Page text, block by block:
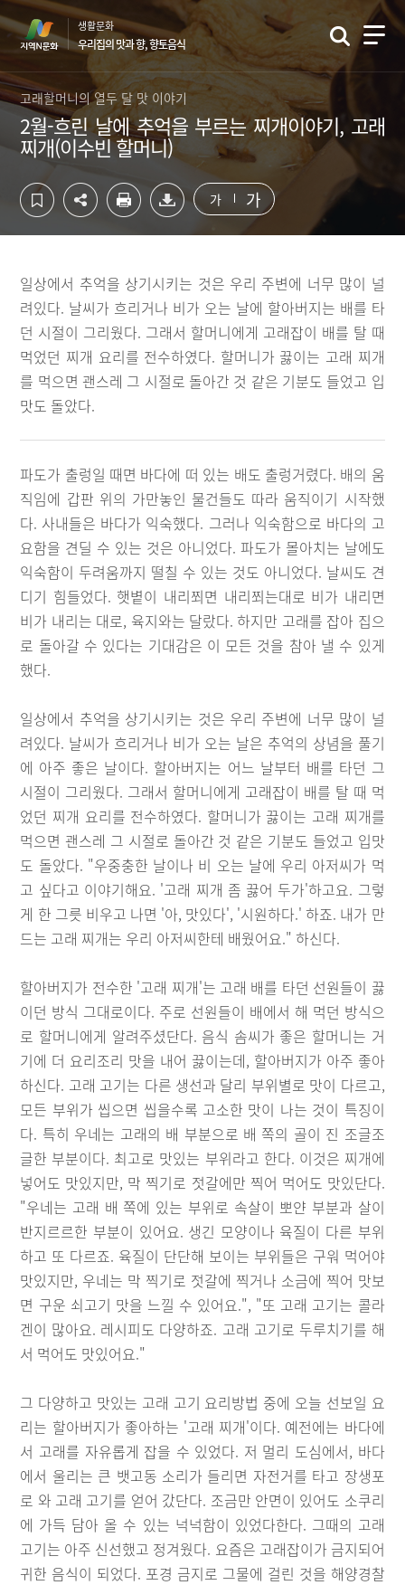
컨
텐
영
역
하
단
역
바
생활문화
우리집의 맛과 향, 향토음식
고래할머니의 열두 달 맛 이야기
2월-흐린 날에 추억을 부르는 찌개이야기, 고래
찌개(이수빈 할머니)
가 가
일상에서 추억을 상기시키는 것은 우리 주변에 너무 많이 널
려있다. 날씨가 흐리거나 비가 오는 날에 할아버지는 배를 타
던 시절이 그리웠다. 그래서 할머니에게 고래잡이 배를 탈 때
먹었던 찌개 요리를 전수하였다. 할머니가 끓이는 고래 찌개
를 먹으면 괜스레 그 시절로 돌아간 것 같은 기분도 들었고 입
맛도 돌았다.
파도가 출렁일 때면 바다에 떠 있는 배도 출렁거렸다. 배의 움
직임에 갑판 위의 가만놓인 물건들도 따라 움직이기 시작했
다. 사내들은 바다가 익숙했다. 그러나 익숙함으로 바다의 고
요함을 견딜 수 있는 것은 아니었다. 파도가 몰아치는 날에도
익숙함이 두려움까지 떨칠 수 있는 것도 아니었다. 날씨도 견
디기 힘들었다. 햇볕이 내리쬐면 내리쬐는대로 비가 내리면
비가 내리는 대로, 육지와는 달랐다. 하지만 고래를 잡아 집으
로 돌아갈 수 있다는 기대감은 이 모든 것을 참아 낼 수 있게
했다.
일상에서 추억을 상기시키는 것은 우리 주변에 너무 많이 널
려있다. 날씨가 흐리거나 비가 오는 날은 추억의 상념을 풀기
에 아주 좋은 날이다. 할아버지는 어느 날부터 배를 타던 그
시절이 그리웠다. 그래서 할머니에게 고래잡이 배를 탈 때 먹
었던 찌개 요리를 전수하였다. 할머니가 끓이는 고래 찌개를
먹으면 괜스레 그 시절로 돌아간 것 같은 기분도 들었고 입맛
도 돌았다. "우중충한 날이나 비 오는 날에 우리 아저씨가 먹
고 싶다고 이야기해요. '고래 찌개 좀 끓어 두가'하고요. 그렇
게 한 그릇 비우고 나면 '아, 맛있다', '시원하다.' 하죠. 내가 만
드는 고래 찌개는 우리 아저씨한테 배웠어요." 하신다.
할아버지가 전수한 '고래 찌개'는 고래 배를 타던 선원들이 끓
이던 방식 그대로이다. 주로 선원들이 배에서 해 먹던 방식으
로 할머니에게 알려주셨단다. 음식 솜씨가 좋은 할머니는 거
기에 더 요리조리 맛을 내어 끓이는데, 할아버지가 아주 좋아
하신다. 고래 고기는 다른 생선과 달리 부위별로 맛이 다르고,
모든 부위가 씹으면 씹을수록 고소한 맛이 나는 것이 특징이
다. 특히 우네는 고래의 배 부분으로 배 쪽의 골이 진 조글조
글한 부분이다. 최고로 맛있는 부위라고 한다. 이것은 찌개에
넣어도 맛있지만, 막 찍기로 젓갈에만 찍어 먹어도 맛있단다.
"우네는 고래 배 쪽에 있는 부위로 속살이 뽀얀 부분과 살이
반지르르한 부분이 있어요. 생긴 모양이나 육질이 다른 부위
하고 또 다르죠. 육질이 단단해 보이는 부위들은 구워 먹어야
맛있지만, 우네는 막 찍기로 젓갈에 찍거나 소금에 찍어 맛보
면 구운 쇠고기 맛을 느낄 수 있어요.", "또 고래 고기는 콜라
겐이 많아요. 레시피도 다양하죠. 고래 고기로 두루치기를 해
서 먹어도 맛있어요."
그 다양하고 맛있는 고래 고기 요리방법 중에 오늘 선보일 요
리는 할아버지가 좋아하는 '고래 찌개'이다. 예전에는 바다에
서 고래를 자유롭게 잡을 수 있었다. 저 멀리 도심에서, 바다
에서 울리는 큰 뱃고동 소리가 들리면 자전거를 타고 장생포
로 와 고래 고기를 얻어 갔단다. 조금만 안면이 있어도 소쿠리
에 가득 담아 올 수 있는 넉넉함이 있었다한다. 그때의 고래
고기는 아주 신선했고 정겨웠다. 요즘은 고래잡이가 금지되어
귀한 음식이 되었다. 포경 금지로 그물에 걸린 것을 해양경찰